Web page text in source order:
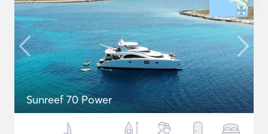
Sunreef 70 Power